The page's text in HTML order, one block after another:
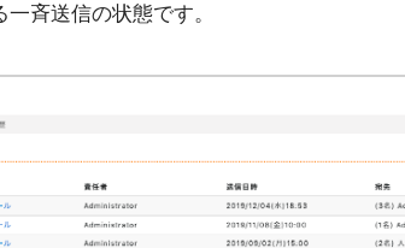
斉送信の状態です。